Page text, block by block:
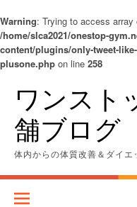
Warning: Trying to access
/home/slca2021/onestop-
content/plugins/only-tweet-
plusone.php on line 258
キ
ワンスト
舗ブログ
体内からの体質改善＆ダイエ